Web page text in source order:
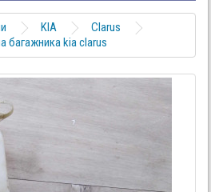
KIA
Clarus
багажника kia clarus